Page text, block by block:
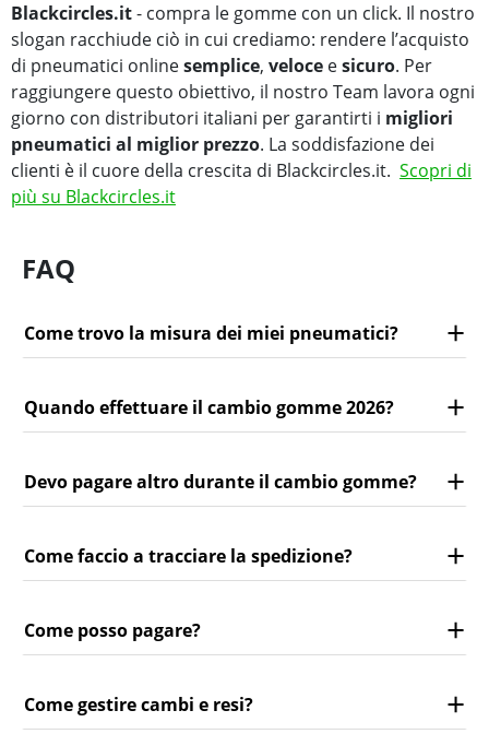
Blackcircles.it- compra le gomme con un click. Il nostro
slogan racchiude ciò in cui crediamo: rendere l’acquisto
di pneumatici onlinesemplice, veloce esicuro. Per
raggiungere questo obiettivo, il nostro Team lavora ogni
giorno con distributori italiani per garantirti i migliori
pneumatici al miglior prezzo. La soddisfazione dei
clienti è il cuore della crescita di Blackcircles.it. Scopri di
più su Blackcircles.it
FAQ
Come trovo la misura dei miei pneumatici?
Quando effettuare il cambio gomme 2026?
Devo pagare altro durante il cambio gomme?
Come faccio a tracciare la spedizione?
Come posso pagare?
Come gestire cambi e resi?